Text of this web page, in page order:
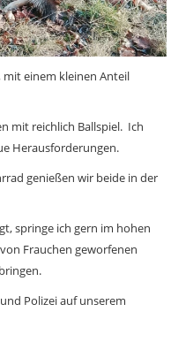
mit einem kleinen Anteil
mit reichlich Ballspiel. Ich
Herausforderungen.
genießen wir beide in der
springe ich gern im hohen
Frauchen geworfenen
Polizei auf unserem